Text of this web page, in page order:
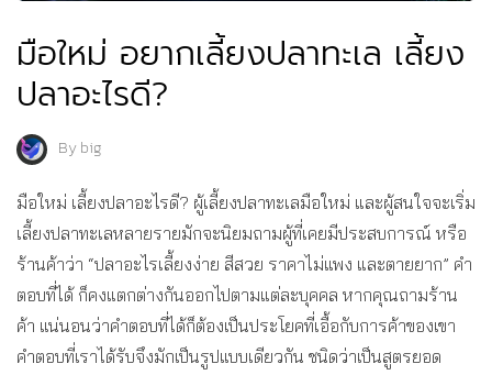
มือใหม่ อยากเลี้ยงปลาทะเล เลี้ยง
ปลาอะไรดี?
Bybig
มือใหม่ เลี้ยงปลาอะไรดี? ผู้เลี้ยงปลาทะเลมือใหม่ และผู้สนใจจะเริ่ม
เลี้ยงปลาทะเลหลายรายมักจะนิยมถามผู้ที่เคยมีประสบการณ์ หรือ
ร้านค้าว่า “ปลาอะไรเลี้ยงง่าย สีสวย ราคาไม่แพง และตายยาก” คำ
ตอบที่ได้ ก็คงแตกต่างกันออกไปตามแต่ละบุคคล หากคุณถามร้าน
ค้า แน่นอนว่าคำตอบที่ได้ก็ต้องเป็นประโยคที่เอื้อกับการค้าของเขา
คำตอบที่เราได้รับจึงมักเป็นรูปแบบเดียวกัน ชนิดว่าเป็นสูตรยอด